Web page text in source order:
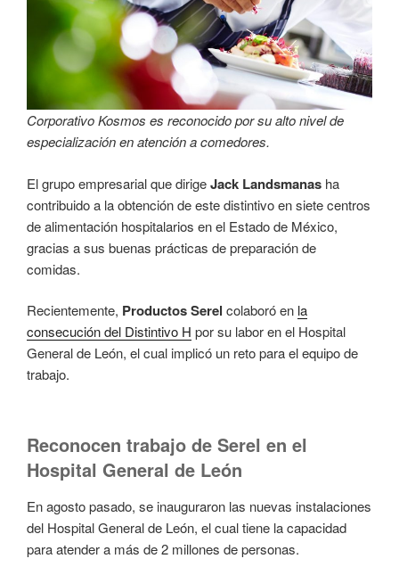
Corporativo Kosmos es reconocido por su alto nivel de
especialización en atención a comedores.
El grupo empresarial que dirigeJack Landsmanas ha
contribuido a la obtención de este distintivo en siete centros
de alimentación hospitalarios en el Estado de México,
gracias a sus buenas prácticas de preparación de
comidas.
Recientemente, Productos Serel colaboró en la
consecución del Distintivo H por su labor en el Hospital
General de León, el cual implicó un reto para el equipo de
trabajo.
Reconocen trabajo de Serel en el
Hospital General de León
En agosto pasado, se inauguraron las nuevas instalaciones
del Hospital General de León, el cual tiene la capacidad
para atender a más de 2 millones de personas.